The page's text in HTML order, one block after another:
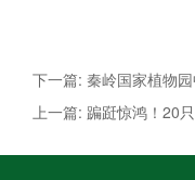
下一篇: 秦岭国家植物
上一篇: 蹁跹惊鸿！20